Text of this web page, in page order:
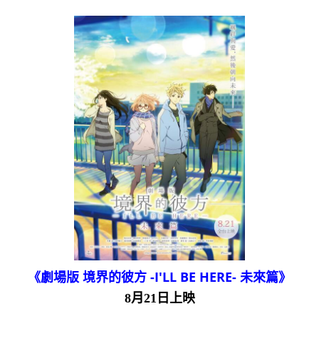
《劇場版 境界的彼方 -I'LL BE HERE- 未來篇》
8月21日上映